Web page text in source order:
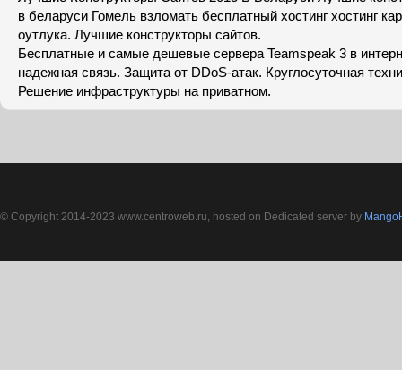
в беларуси Гомель взломать бесплатный хостинг хостинг
оутлука. Лучшие конструкторы сайтов.
Бесплатные и самые дешевые сервера Teamspeak 3 в
надежная связь. Защита от DDoS-атак. Круглосуточная
Решение инфраструктуры на приватном.
© Copyright 2014-2023 www.centroweb.ru, hosted on Dedicated server by